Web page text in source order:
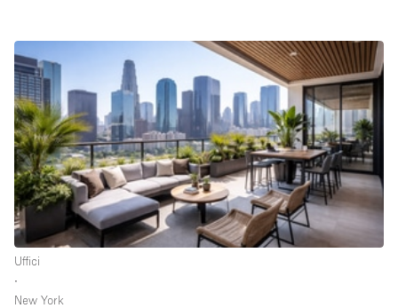
artistico
Servizio
fotografico
Conferenza Meeting Ufficio
Acquista
Condividi
Tipo di spazio
Acquista Condividi
Uffici
∙
New York